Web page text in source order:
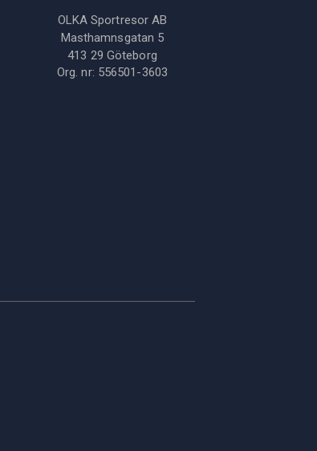
OLKA Sportresor AB
Masthamnsgatan 5
413 29 Göteborg
Org. nr: 556501-3603